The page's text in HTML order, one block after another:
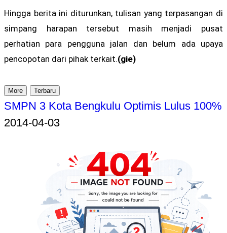
Hingga berita ini diturunkan, tulisan yang terpasangan di
simpang harapan tersebut masih menjadi pusat
perhatian para pengguna jalan dan belum ada upaya
pencopotan dari pihak terkait.(gie)
More Terbaru
SMPN 3 Kota Bengkulu Optimis Lulus 100%
2014-04-03